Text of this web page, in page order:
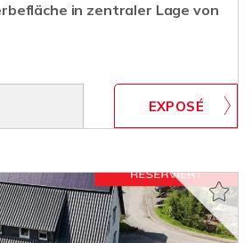
in zentraler Lage von